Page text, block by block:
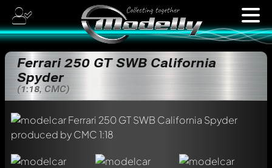
Ferrari 250 GT SWB California
Spyder
(1:18, CMC)